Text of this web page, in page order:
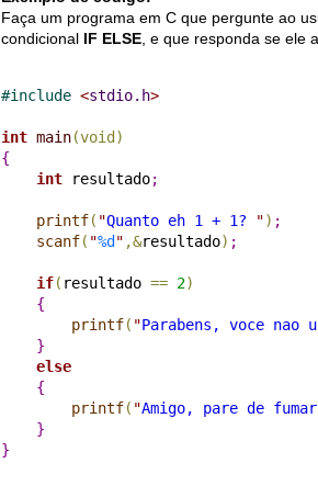
Faça um programa em C que pergunte ao
condicional IF ELSE , e que responda se ele
#include <stdio.h>
int main(void )
{
int resultado;
printf( "Quanto eh 1 + 1? ") ;
scanf( "%d " ,&resultado) ;
if( resultado == 2)
{
printf( "Parabens, voce nao
}
else
{
printf( "Amigo, pare de
}
}